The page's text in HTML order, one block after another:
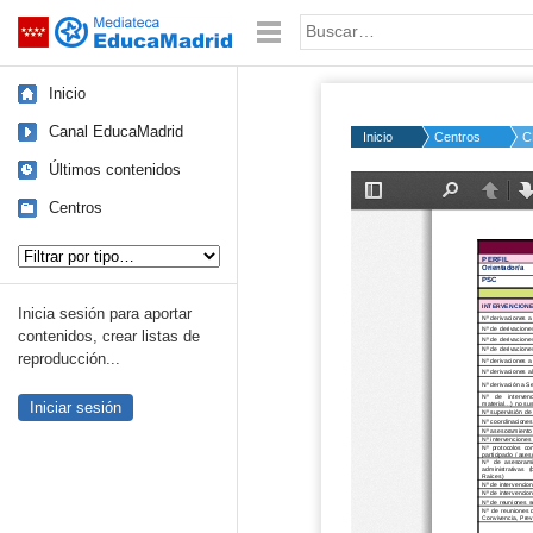
Saltar navegación Palabra o frase:
Inicio
Canal EducaMadrid
Últimos contenidos
Centros
Inicia sesión para aportar
contenidos, crear listas de
reproducción...
Iniciar sesión
Inicio Centros